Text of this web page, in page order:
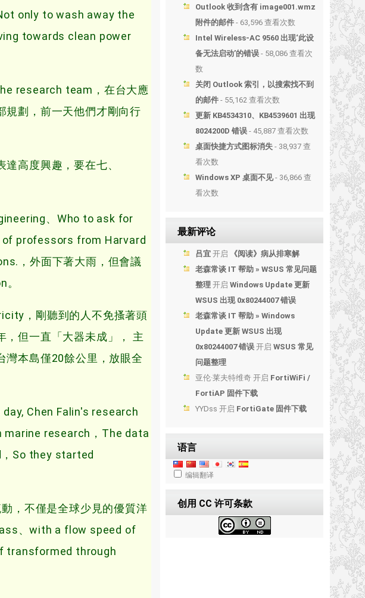
only to wash away the
towards clean power
research team，在台大應
規劃，前一天他們才剛向行
高度興趣，要在七、
、Who to ask for
professors from Harvard
，外面下著大雨，但會議
，剛聽到的人不免搔著頭
，但一直「大器未成」， 主
灣本島僅20餘公里，放眼全
Chen Falin's research
research，The data
So they started
，不僅是全球少見的優質洋
、with a flow speed of
transformed through
Outlook 收到含有 image001.wmz
附件的邮件 - 63,596 查看次数
Intel Wireless-AC 9560 出现‘此设
备无法启动’的错误 - 58,086 查看次
数
关闭 Outlook 索引，以搜索找不到
的邮件 - 55,162 查看次数
更新 KB4534310、KB4539601 出现
8024200D 错误 - 45,887 查看次数
桌面快捷方式图标消失 - 38,937 查
看次数
Windows XP 桌面不见- 36,866 查
看次数
最新评论
吕宜 开启
《阅读》病从排寒解
老森常谈 IT 帮助 » WSUS 常见问题
整理 开启 Windows Update 更新
WSUS 出现 0x80244007 错误
老森常谈 IT 帮助 » Windows
Update 更新 WSUS 出现
0x80244007 错误 开启 WSUS 常见
问题整理
亚伦·莱夫特维奇 开启 FortiWiFi /
FortiAP 固件下载
YYDss 开启 FortiGate 固件下载
语言
编辑翻译
创用 CC 许可条款